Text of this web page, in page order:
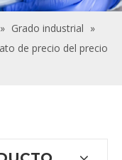
» Grado industrial »
de precio del precio